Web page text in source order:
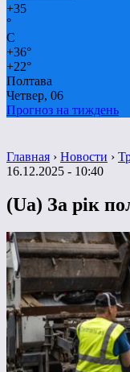
+35
°
C
+36°
+22°
Полтава
Четвер, 06
Прогноз на тиждень
Главная › Новости ›
16.12.2025 - 10:40
(Ua) За рік